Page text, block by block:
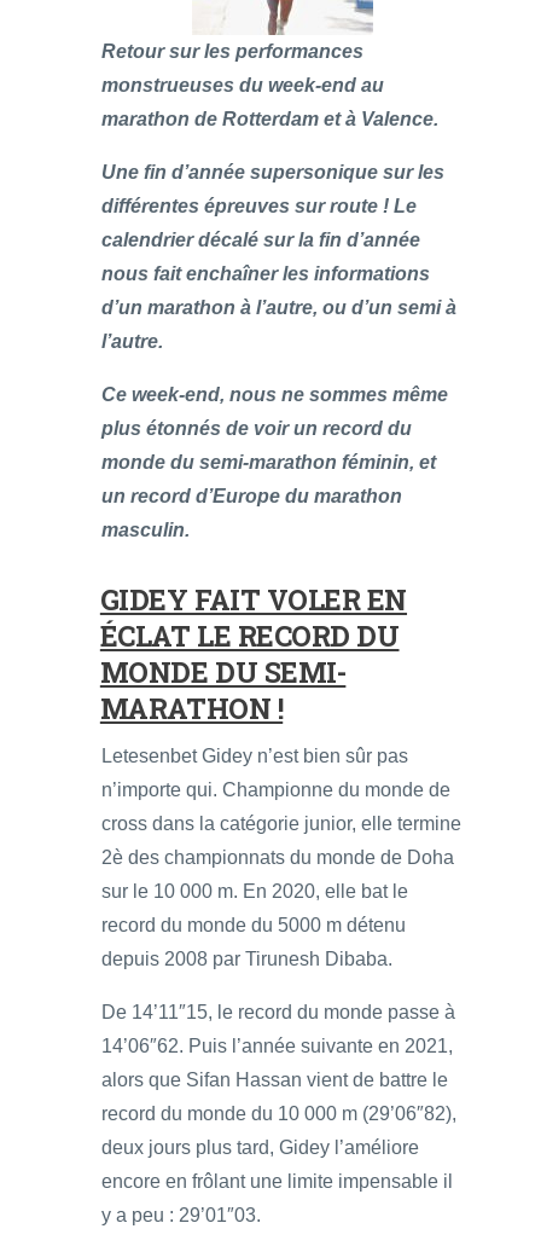
Retour sur les performances
monstrueuses du week-end au
marathon de Rotterdam et à Valence.
Une fin d’année supersonique sur les
différentes épreuves sur route ! Le
calendrier décalé sur la fin d’année
nous fait enchaîner les informations
d’un marathon à l’autre, ou d’un semi à
l’autre.
Ce week-end, nous ne sommes même
plus étonnés de voir un record du
monde du semi-marathon féminin, et
un record d’Europe du marathon
masculin.
GIDEY FAIT VOLER EN
ÉCLAT LE RECORD DU
MONDE DU SEMI-
MARATHON !
Letesenbet Gidey n’est bien sûr pas
n’importe qui. Championne du monde de
cross dans la catégorie junior, elle termine
2è des championnats du monde de Doha
sur le 10 000 m. En 2020, elle bat le
record du monde du 5000 m détenu
depuis 2008 par Tirunesh Dibaba.
De 14’11″15, le record du monde passe à
14’06″62. Puis l’année suivante en 2021,
alors que Sifan Hassan vient de battre le
record du monde du 10 000 m (29’06″82),
deux jours plus tard, Gidey l’améliore
encore en frôlant une limite impensable il
y a peu : 29’01″03.